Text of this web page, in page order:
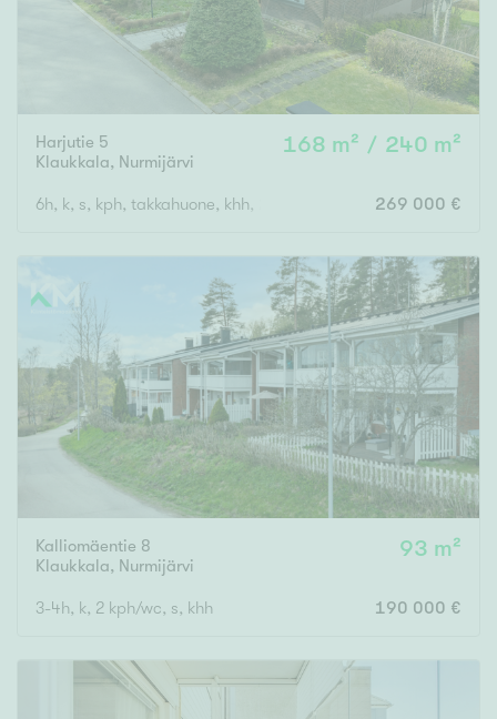
Harjutie 5
Klaukkala, Nurmijärvi
168 m² / 240 m²
6h, k, s, kph, takkahuone, khh, 2 wc, uima-allas269 000 €
Kalliomäentie 8
Klaukkala, Nurmijärvi
93 m²
3-4h, k, 2 kph/wc, s, khh 190 000 €